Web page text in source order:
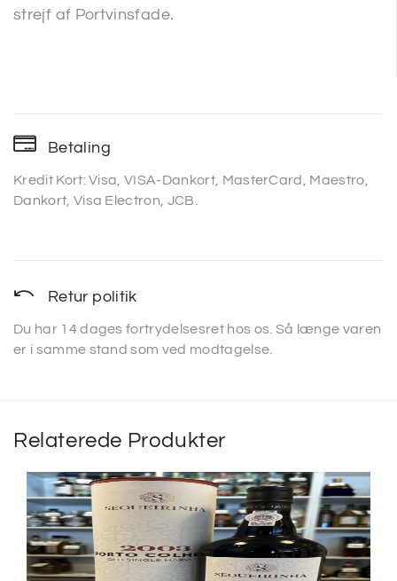
strejf af Portvinsfade.
Betaling
Kredit Kort: Visa, VISA-Dankort, MasterCard, Maestro,
Dankort, Visa Electron, JCB.
Retur politik
Du har 14 dages fortrydelsesret hos os. Så længe varen
er i samme stand som ved modtagelse.
Relaterede Produkter